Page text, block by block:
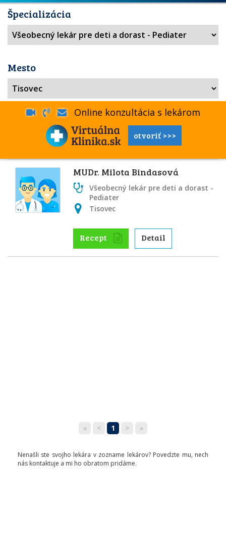
Špecializácia
Mesto
Online konzultácia s lekárom
otvoriť >>>
MUDr. Milota Bindasová
Všeobecný lekár pre deti a dorast -
Pediater
Tisovec
Recept Detail
« < 1 > »
Nenašli ste svojho lekára v zozname lekárov? Povedzte mu, nech
nás kontaktuje a mi ho obratom pridáme.